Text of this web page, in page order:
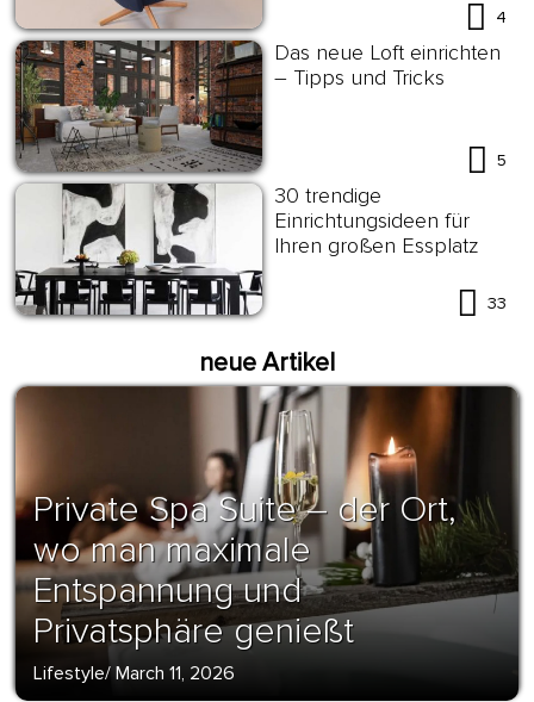
4
Das neue Loft einrichten
– Tipps und Tricks
5
30 trendige
Einrichtungsideen für
Ihren großen Essplatz
33
neue Artikel
Private Spa Suite – der Ort,
wo man maximale
Entspannung und
Privatsphäre genießt
Lifestyle/ March 11, 2026